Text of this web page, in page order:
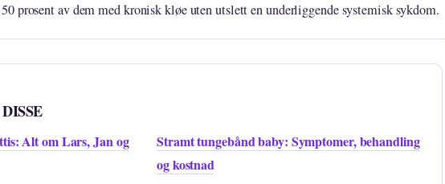
prosent av dem med kronisk kløe uten utslett en underliggende systemisk sykdom.
Alt om Lars, Jan og
Stramt tungebånd baby: Symptomer, behandling
og kostnad